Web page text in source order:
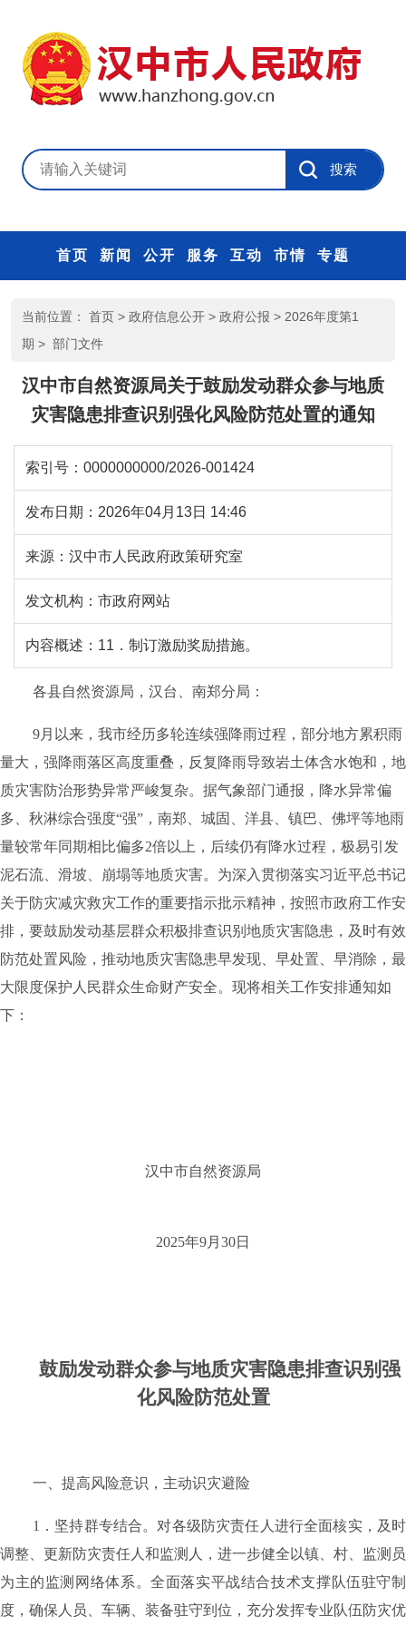
首页 新闻 公开 服务 互动 市情 专题
当前位置： 首页 > 政府信息公开 > 政府公报 > 2026年度第1
期 > 部门文件
汉中市自然资源局关于鼓励发动群众参与地质
灾害隐患排查识别强化风险防范处置的通知
索引号： 0000000000/2026-001424
发布日期： 2026年04月13日 14:46
来源： 汉中市人民政府政策研究室
发文机构： 市政府网站
内容概述： 11．制订激励奖励措施。
各县自然资源局，汉台、南郑分局：
9月以来，我市经历多轮连续强降雨过程，部分地方累积雨
量大，强降雨落区高度重叠，反复降雨导致岩土体含水饱和，地
质灾害防治形势异常严峻复杂。据气象部门通报，降水异常偏
多、秋淋综合强度“强” ，南郑、城固、洋县、镇巴、佛坪等地雨
量较常年同期相比偏多2倍以上，后续仍有降水过程，极易引发
泥石流、滑坡、崩塌等地质灾害。为深入贯彻落实习近平总书记
关于防灾减灾救灾工作的重要指示批示精神，按照市政府工作安
排，要鼓励发动基层群众积极排查识别地质灾害隐患，及时有效
防范处置风险，推动地质灾害隐患早发现、早处置、早消除，最
大限度保护人民群众生命财产安全。现将相关工作安排通知如
下：
汉中市自然资源局
2025年9月 30日
鼓励发动群众参与地质灾害隐患排查识别强
化风险防范处置
一、提高风险意识，主动识灾避险
1 ．坚持群专结合。 对各级防灾责任人进行全面核实，及时
调整、更新防灾责任人和监测人，进一步健全以镇、村、监测员
为主的监测网络体系。全面落实平战结合技术支撑队伍驻守制
度，确保人员、车辆、装备驻守到位，充分发挥专业队伍防灾优